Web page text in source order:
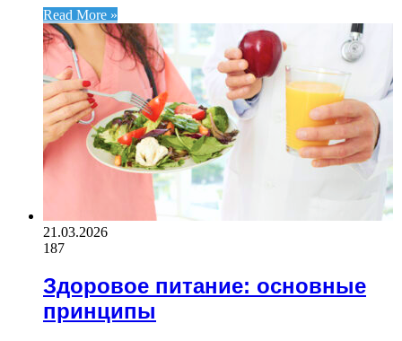
Read More »
21.03.2026
187
Здоровое питание: основные
принципы